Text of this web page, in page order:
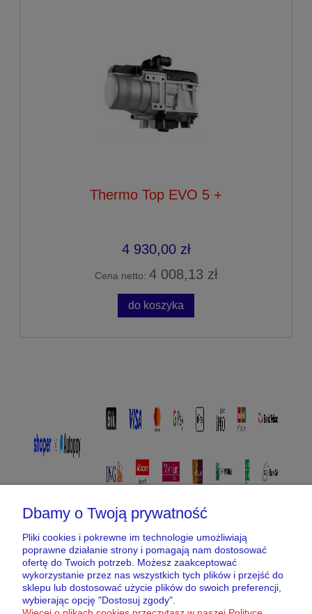
Thermo Top EVO 5 +
4 930,00 zł
Cena netto: 4 008,13 zł
do koszyka
Pomoc
Moje konto
Dbamy o Twoją prywatność
Pliki cookies i pokrewne im technologie umożliwiają
poprawne działanie strony i pomagają nam dostosować
ofertę do Twoich potrzeb. Możesz zaakceptować
wykorzystanie przez nas wszystkich tych plików i przejść do
sklepu lub dostosować użycie plików do swoich preferencji,
wybierając opcję "Dostosuj zgody".